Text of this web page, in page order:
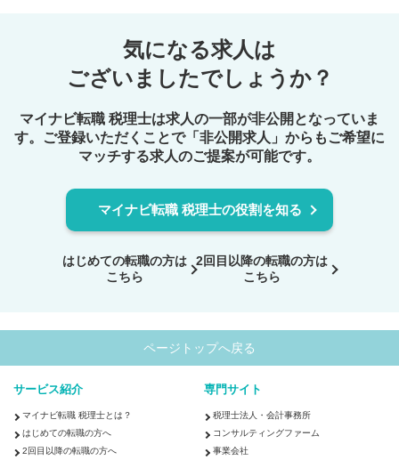
気になる求人は
ございましたでしょうか？
マイナビ転職 税理士は求人の一部が非公開となっていま
す。ご登録いただくことで「非公開求人」からもご希望に
マッチする求人のご提案が可能です。
マイナビ転職 税理士の役割を知る
はじめての転職の方は
こちら
2回目以降の転職の方は
こちら
ページトップへ戻る
サービス紹介
マイナビ転職 税理士とは？
はじめての転職の方へ
2回目以降の転職の方へ
専門サイト
税理士法人・会計事務所
コンサルティングファーム
事業会社